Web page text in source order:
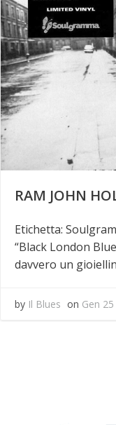
RAM JOHN
Etichetta:
“Black London
davvero un
by Il Blues on Gen 25